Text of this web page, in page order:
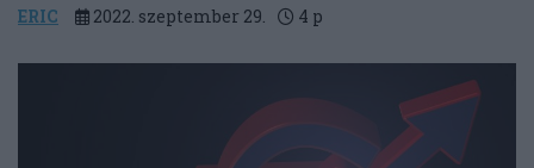
ERIC 2022. szeptember 29. 4 p